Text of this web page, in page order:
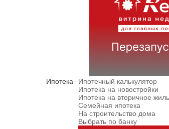
Ипотека
Ипотечный калькулятор
Ипотека на новостройки
Ипотека на вторичное
Семейная ипотека
На строительство дома
Выбрать по банку